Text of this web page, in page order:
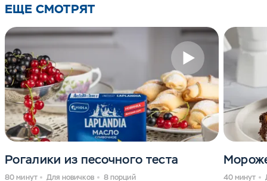
ЕЩЕ СМОТРЯТ
Рогалики из песочного теста
80 минут Для новичков 8 порций 40 минут